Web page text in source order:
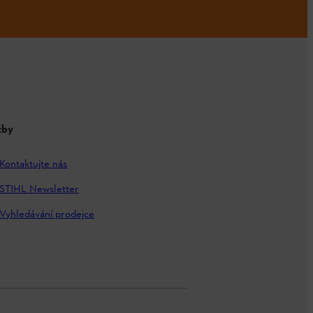
Kontaktujte nás
STIHL Newsletter
Vyhledávání prodejce